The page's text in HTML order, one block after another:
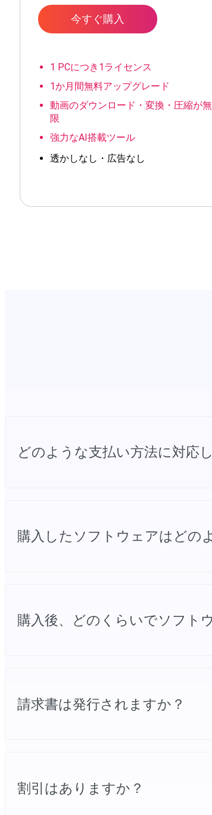
今すぐ購入
1 PCにつき1ライセンス
1か月間無料アップグレード
動画のダウンロード・変換・圧縮が
限
強力なAI搭載ツール
透かしなし・広告なし
どのような支払い方法に対応
購入したソフトウェアはどの
購入後、どのくらいでソフト
請求書は発行されますか？
割引はありますか？